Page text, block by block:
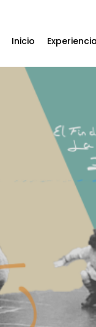
Inicio Experiencia